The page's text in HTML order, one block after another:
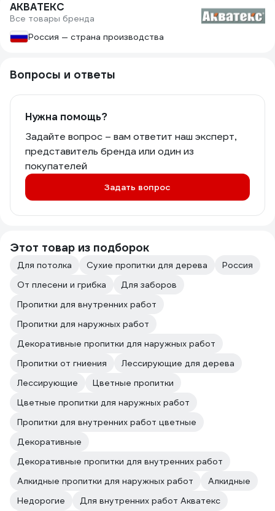
АКВАТЕКС
Все товары бренда
Россия — страна производства
Вопросы и ответы
Нужна помощь?
Задайте вопрос – вам ответит наш эксперт,
представитель бренда или один из
покупателей
Задать вопрос
Этот товар из подборок
Для потолка Сухие пропитки для дерева
Россия
От плесени и грибка
Для заборов
Пропитки для внутренних работ
Пропитки для наружных работ
Декоративные пропитки для наружных работ
Пропитки от гниения
Лессирующие для дерева
Лессирующие
Цветные пропитки
Цветные пропитки для наружных работ
Пропитки для внутренних работ цветные
Декоративные
Декоративные пропитки для внутренних работ
Алкидные пропитки для наружных работ
Алкидные
Недорогие
Для внутренних работ Акватекс